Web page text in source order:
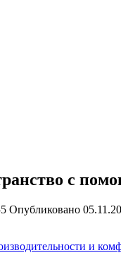
с
Опубликовано
и